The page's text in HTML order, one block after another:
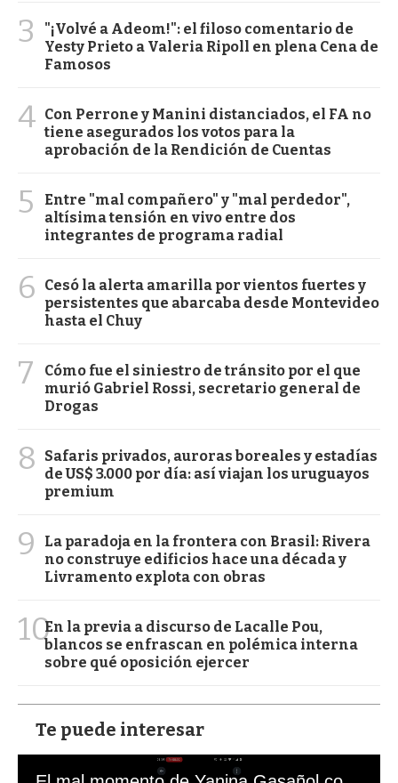
3
"¡Volvé a Adeom!": el filoso comentario de
Yesty Prieto a Valeria Ripoll en plena Cena de
Famosos
4 Con Perrone y Manini distanciados, el FA no
tiene asegurados los votos para la
aprobación de la Rendición de Cuentas
5
Entre "mal compañero" y "mal perdedor",
altísima tensión en vivo entre dos
integrantes de programa radial
6
Cesó la alerta amarilla por vientos fuertes y
persistentes que abarcaba desde Montevideo
hasta el Chuy
7
Cómo fue el siniestro de tránsito por el que
murió Gabriel Rossi, secretario general de
Drogas
8
Safaris privados, auroras boreales y estadías
de US$ 3.000 por día: así viajan los uruguayos
premium
9
La paradoja en la frontera con Brasil: Rivera
no construye edificios hace una década y
Livramento explota con obras
10En la previa a discurso de Lacalle Pou,
blancos se enfrascan en polémica interna
sobre qué oposición ejercer
Te puede interesar